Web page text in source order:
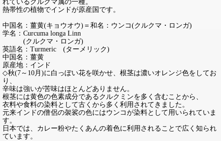
れているクルクマ属の一種。
熱帯性の植物でインドが原産国です。
中国名：薑黄(キョウオウ)＝和名：ウンコ(クルクマ・ロンガ)
学名：Curcuma longa Linn
(クルクマ・ロンガ)
英語名：Turmeric (ターメリック)
中国名：薑黄
原産地：インド
◇秋(7～10月)に白っぽい花を咲かせ、根茎は濃いオレンジ色をしてお
り、
辛味は強いが苦味はほとんどありません。
根茎には黄色の色素成分であるクルクミンを多く含むことから、
衣料や食料の染料として古くから多く利用されてきました。
元来インドの僧侶の袈裟の色にはウンコが染料として用いられていま
す。
日本では、カレー粉やたくあんの着色に利用されることで広く知られ
ています。